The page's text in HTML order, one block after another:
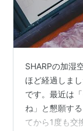
SHARPの加湿
ほど経過しま
です。最近は
ね」と懇願す
てから1度も交